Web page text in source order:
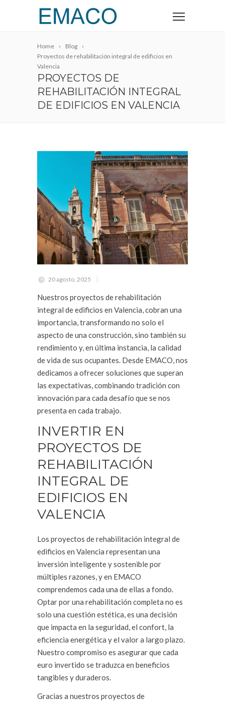
Home
Blog
Proyectos de rehabilitación integral de edificios en
Valencia
PROYECTOS DE
REHABILITACIÓN INTEGRAL
DE EDIFICIOS EN VALENCIA
20 agosto, 2025
Nuestros proyectos de rehabilitación
integral de edificios en Valencia, cobran una
importancia, transformando no solo el
aspecto de una construcción, sino también su
rendimiento y, en última instancia, la calidad
de vida de sus ocupantes. Desde EMACO, nos
dedicamos a ofrecer soluciones que superan
las expectativas, combinando tradición con
innovación para cada desafío que se nos
presenta en cada trabajo.
INVERTIR EN
PROYECTOS DE
REHABILITACIÓN
INTEGRAL DE
EDIFICIOS EN
VALENCIA
Los proyectos de rehabilitación integral de
edificios en Valencia representan una
inversión inteligente y sostenible por
múltiples razones, y en EMACO
comprendemos cada una de ellas a fondo.
Optar por una rehabilitación completa no es
solo una cuestión estética, es una decisión
que impacta en la seguridad, el confort, la
eficiencia energética y el valor a largo plazo.
Nuestro compromiso es asegurar que cada
euro invertido se traduzca en beneficios
tangibles y duraderos.
Gracias a nuestros proyectos de